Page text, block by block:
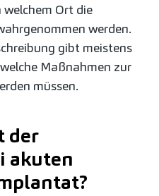
welchem Ort die
werden.
gibt meistens
Maßnahmen zur
müssen.
der
akuten